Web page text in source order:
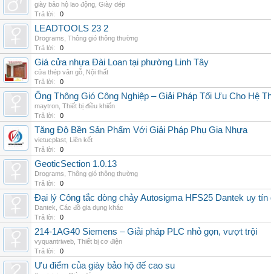
giày bảo hộ lao động Giày dép
Trả lời:
0
LEADTOOLS 23 2
Drograms Thông gió thông thường
Trả lời:
0
Giá cửa nhựa Đài Loan tại phường Linh Tây
cửa thép vân gỗ Nội thất
Trả lời:
0
Ống Thông Gió Công Nghiệp – Giải Pháp Tối Ưu Cho Hệ
maytron Thiết bị điều khiển
Trả lời:
0
Tăng Độ Bền Sản Phẩm Với Giải Pháp Phụ Gia Nhựa
vietucplast Liên kết
Trả lời:
0
GeoticSection 1.0.13
Drograms Thông gió thông thường
Trả lời:
0
Đại lý Công tắc dòng chảy Autosigma HFS25 Dantek uy tín
Dantek Các đồ gia dụng khác
Trả lời:
0
214-1AG40 Siemens – Giải pháp PLC nhỏ gọn, vượt trội
vyquantriweb Thiết bị cơ điện
Trả lời:
0
Ưu điểm của giày bảo hộ đế cao su